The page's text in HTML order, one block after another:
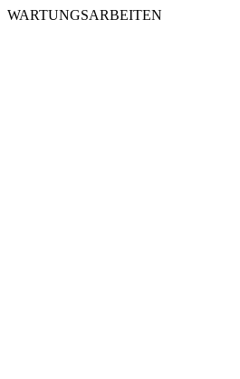
WARTUNGSARBEITEN